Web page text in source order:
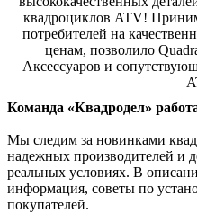
квадроциклов ATV!
потребителей на
ценам, позволило
Аксессуаров и
Команда «Квадродел»
Мы следим за новинками
надежных производителей и
реальных условиях. В
информация, советы по
покупателей.